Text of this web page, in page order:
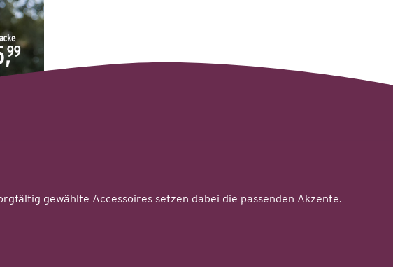
gewählte Accessoires setzen dabei die passenden Akzente.